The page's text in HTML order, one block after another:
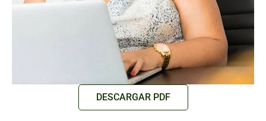
DESCARGAR PDF